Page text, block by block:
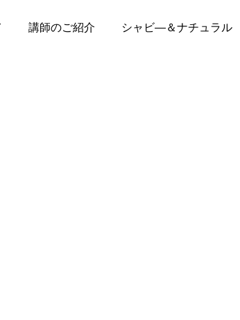
講師のご紹介 シャビ―＆ナチュラル